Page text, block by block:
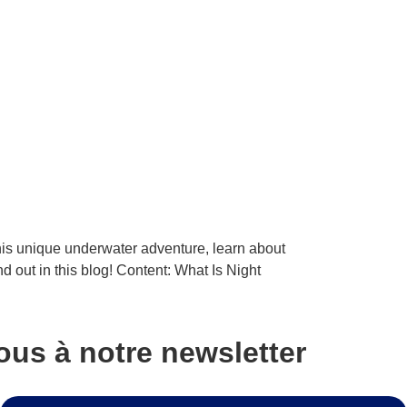
unique underwater adventure, learn about
out in this blog! Content: What Is Night
à notre newsletter